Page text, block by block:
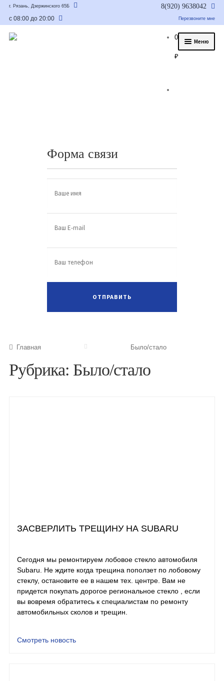
г. Рязань, Дзержинского 65Б
с 08:00 до 20:00
8(920) 9638042
Перезвоните мне
Меню
0
₽
Форма связи
Главная Было/стало
Рубрика: Было/стало
ЗАСВЕРЛИТЬ ТРЕЩИНУ НА SUBARU
Сегодня мы ремонтируем лобовое стекло автомобиля
Subaru. Не ждите когда трещина поползет по лобовому
стеклу, остановите ее в нашем тех. центре. Вам не
придется покупать дорогое региональное стекло , если
вы вовремя обратитесь к специалистам по ремонту
автомобильных сколов и трещин.
Смотреть новость